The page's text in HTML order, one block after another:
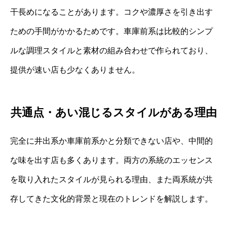
干長めになることがあります。コクや濃厚さを引き出す
ための手間がかかるためです。車庫前系は比較的シンプ
ルな調理スタイルと素材の組み合わせで作られており、
提供が速い店も少なくありません。
共通点・あい混じるスタイルがある理由
完全に井出系か車庫前系かと分類できない店や、中間的
な味を出す店も多くあります。両方の系統のエッセンス
を取り入れたスタイルが見られる理由、また両系統が共
存してきた文化的背景と現在のトレンドを解説します。